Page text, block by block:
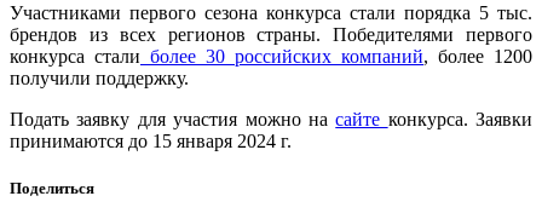
Участниками первого сезона конкурса стали порядка 5 тыс.
брендов из всех регионов страны. Победителями первого
конкурса стали более 30 российских компаний, более 1200
получили поддержку.
Подать заявку для участия можно насайте конкурса. Заявки
принимаются до 15 января 2024 г.
Поделиться